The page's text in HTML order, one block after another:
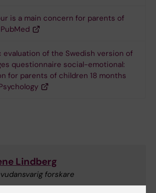
is a main concern for parents of
evaluation of the Swedish version of
questionnaire social-emotional:
for parents of children 18 months
Lindberg
forskare